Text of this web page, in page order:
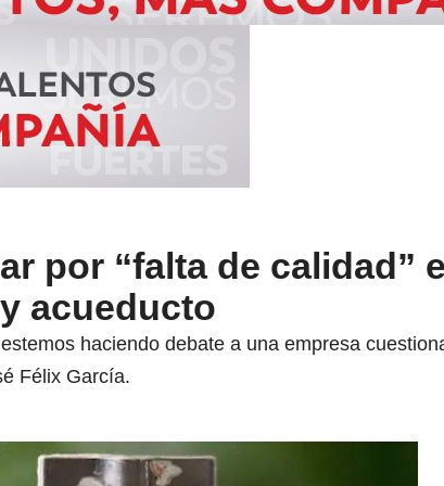
por “falta de calidad”
acueducto
haciendo debate a una empresa
Félix García.